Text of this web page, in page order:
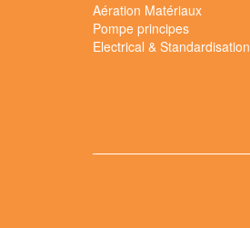
Aération Matériaux
Pompe principes
Electrical & Standardisation